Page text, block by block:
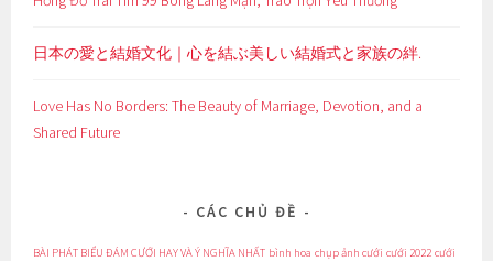
日本の愛と結婚文化｜心を結ぶ美しい結婚式と家族の絆.
Love Has No Borders: The Beauty of Marriage, Devotion, and a
Shared Future
CÁC CHỦ ĐỀ
BÀI PHÁT BIỂU ĐÁM CƯỚI HAY VÀ Ý NGHĨA NHẤT bình hoa chụp ảnh cưới cưới 2022 cưới